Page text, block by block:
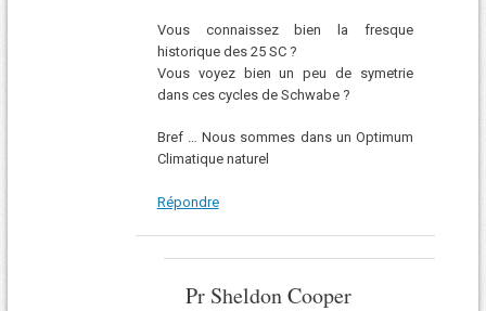
Vous connaissez bien la fresque
historique des 25 SC ?
Vous voyez bien un peu de symetrie
dans ces cycles de Schwabe ?
Bref … Nous sommes dans un Optimum
Climatique naturel
Répondre
Pr Sheldon Cooper